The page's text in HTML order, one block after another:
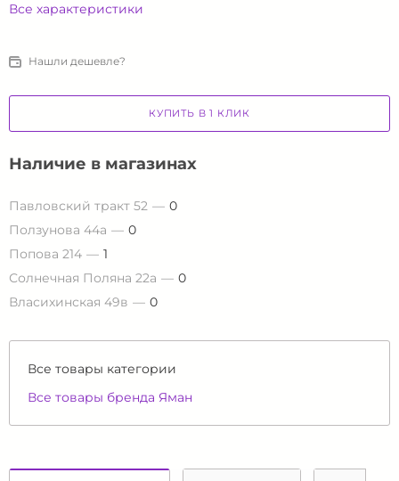
Все характеристики
Нашли дешевле?
КУПИТЬ В 1 КЛИК
Наличие в магазинах
Павловский тракт 52
0
Ползунова 44а
0
Попова 214
1
Солнечная Поляна 22а
0
Власихинская 49в
0
Все товары категории
Все товары бренда Яман